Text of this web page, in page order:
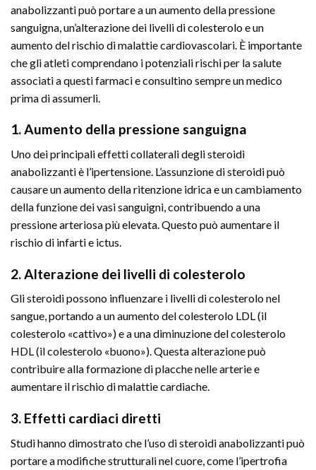
anabolizzanti può portare a un aumento della pressione
sanguigna, un’alterazione dei livelli di colesterolo e un
aumento del rischio di malattie cardiovascolari. È importante
che gli atleti comprendano i potenziali rischi per la salute
associati a questi farmaci e consultino sempre un medico
prima di assumerli.
1. Aumento della pressione sanguigna
Uno dei principali effetti collaterali degli steroidi
anabolizzanti è l’ipertensione. L’assunzione di steroidi può
causare un aumento della ritenzione idrica e un cambiamento
della funzione dei vasi sanguigni, contribuendo a una
pressione arteriosa più elevata. Questo può aumentare il
rischio di infarti e ictus.
2. Alterazione dei livelli di colesterolo
Gli steroidi possono influenzare i livelli di colesterolo nel
sangue, portando a un aumento del colesterolo LDL (il
colesterolo «cattivo») e a una diminuzione del colesterolo
HDL (il colesterolo «buono»). Questa alterazione può
contribuire alla formazione di placche nelle arterie e
aumentare il rischio di malattie cardiache.
3. Effetti cardiaci diretti
Studi hanno dimostrato che l’uso di steroidi anabolizzanti può
portare a modifiche strutturali nel cuore, come l’ipertrofia